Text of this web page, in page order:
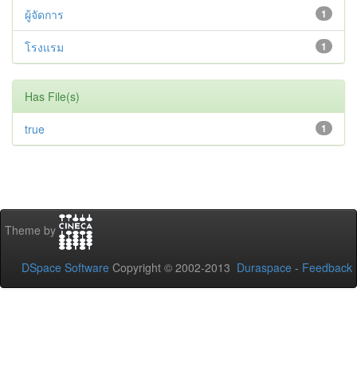
1
ผู้จัดการ
1
โรงแรม
Has File(s)
1
true
Theme by
DSpace Software Copyright © 2002-2013 Duraspace - Feedback